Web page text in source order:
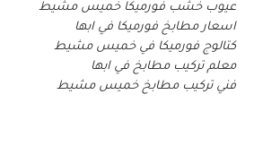
عيوب خشب فورميكا خميس مشيط
اسعار مطابخ فورميكا في ابها
كتالوج فورميكا في خميس مشيط
معلم تركيب مطابخ في ابها
فني تركيب مطابخ خميس مشيط